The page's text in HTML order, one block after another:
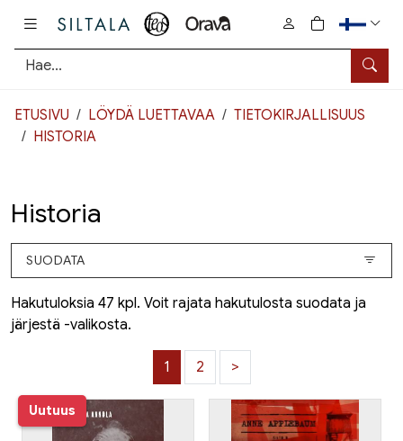
Hae
0
tuotetta
ETUSIVU LÖYDÄ LUETTAVAA
TIETOKIRJALLISUUS
HISTORIA
Historia
SUODATA
Hakutuloksia 47 kpl. Voit rajata hakutulosta suodata ja
järjestä -valikosta.
1 2 >
Uutuus